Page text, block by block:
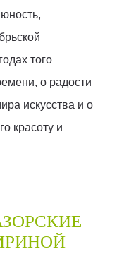
того
о радости
искусства и о
красоту и